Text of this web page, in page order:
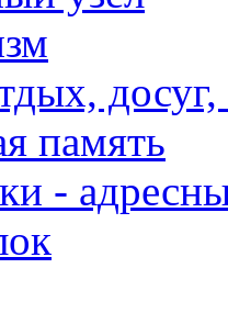
память
-